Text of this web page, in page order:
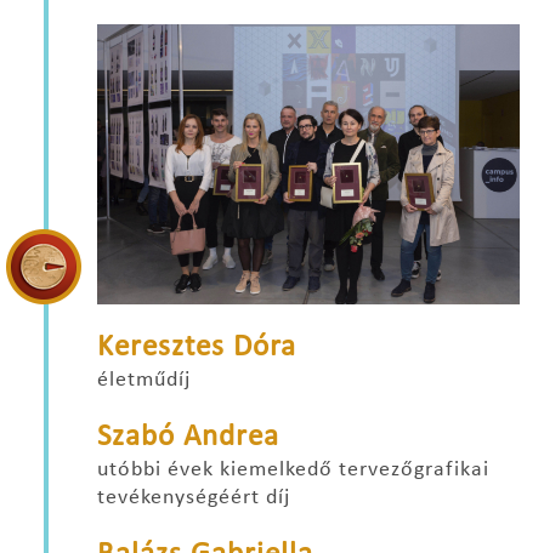
Keresztes Dóra
életműdíj
Szabó Andrea
utóbbi évek kiemelkedő tervezőgrafikai
tevékenységéért díj